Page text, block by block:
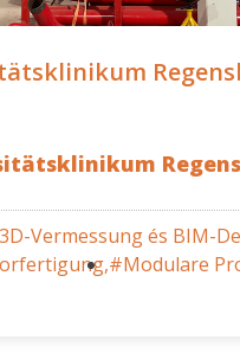
Vermessung és BIM-
#Modulare